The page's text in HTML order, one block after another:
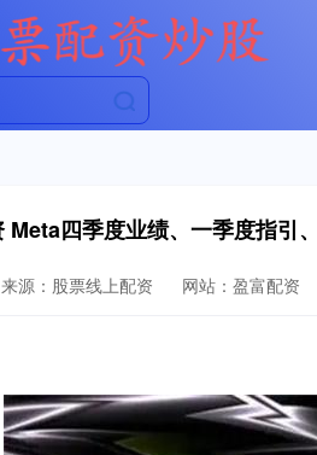
Meta四季度业绩、一季度指引
来源：股票线上配资 网站：盈富配资